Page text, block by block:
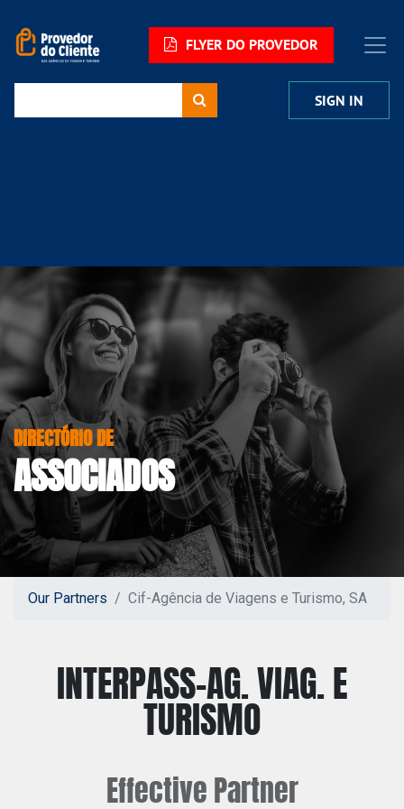
FLYER DO PROVEDOR
SIGN IN
DIRECTÓRIO DE
ASSOCIADOS
Our Partners Cif-Agência de Viagens e Turismo, SA
INTERPASS-AG. VIAG. E
TURISMO
EffectivePartner